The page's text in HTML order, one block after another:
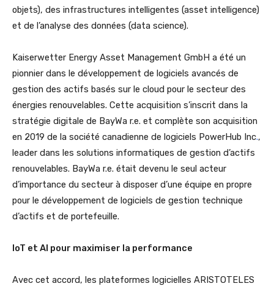
objets), des infrastructures intelligentes (asset intelligence)
et de l’analyse des données (data science).
Kaiserwetter Energy Asset Management GmbH a été un
pionnier dans le développement de logiciels avancés de
gestion des actifs basés sur le cloud pour le secteur des
énergies renouvelables. Cette acquisition s’inscrit dans la
stratégie digitale de BayWa r.e. et complète son acquisition
en 2019 de la société canadienne de logiciels PowerHub Inc.,
leader dans les solutions informatiques de gestion d’actifs
renouvelables. BayWa r.e. était devenu le seul acteur
d’importance du secteur à disposer d’une équipe en propre
pour le développement de logiciels de gestion technique
d’actifs et de portefeuille.
IoT et AI pour maximiser la performance
Avec cet accord, les plateformes logicielles ARISTOTELES